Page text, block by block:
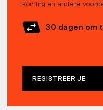
korting en andere
30 dagen om
REGISTREER JE